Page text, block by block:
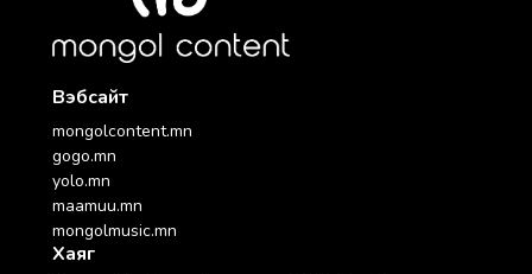
Вэбсайт
mongolcontent.mn
gogo.mn
yolo.mn
maamuu.mn
mongolmusic.mn
Хаяг